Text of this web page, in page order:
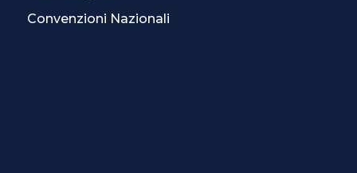
Convenzioni Nazionali